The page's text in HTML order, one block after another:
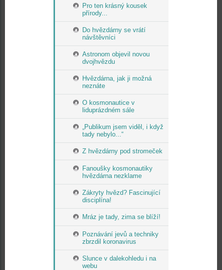
Pro ten krásný kousek
přírody...
Do hvězdárny se vrátí
návštěvníci
Astronom objevil novou
dvojhvězdu
Hvězdárna, jak ji možná
neznáte
O kosmonautice v
liduprázdném sále
„Publikum jsem viděl, i když
tady nebylo...“
Z hvězdárny pod stromeček
Fanoušky kosmonautiky
hvězdárna nezklame
Zákryty hvězd? Fascinující
disciplína!
Mráz je tady, zima se blíží!
Poznávání jevů a techniky
zbrzdil koronavirus
Slunce v dalekohledu i na
webu